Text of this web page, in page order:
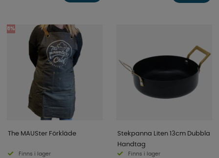
5%
The MAUSter Förkläde
Finns i lager
Stekpanna Liten 13cm Dubbla
Handtag
Finns i lager